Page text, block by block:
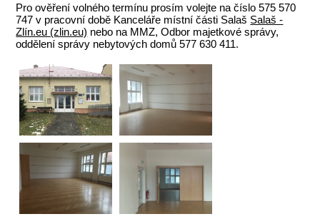
Pro ověření volného termínu prosím volejte na číslo 575 570
747 v pracovní době Kanceláře místní části Salaš Salaš -
Zlín.eu (zlin.eu) nebo na MMZ, Odbor majetkové správy,
oddělení správy nebytových domů 577 630 411.